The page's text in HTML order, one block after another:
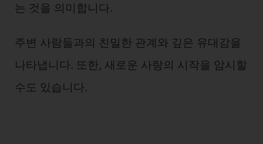
는 것을 의미합니다.
주변 사람들과의 친밀한 관계와 깊은 유대감을
나타냅니다. 또한, 새로운 사랑의 시작을 암시할
수도 있습니다.